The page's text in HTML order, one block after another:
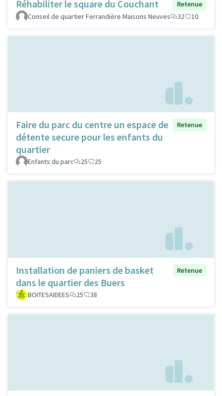
Réhabiliter le square du Couchant
Retenue
Conseil de quartier Ferrandière Maisons Neuves
32 10
Faire du parc du centre un espace de
détente secure pour les enfants du
quartier
Retenue
Enfants du parc 25 25
Installation de paniers de basket
dans le quartier des Buers
Retenue
BOITESAIDEES 25 38